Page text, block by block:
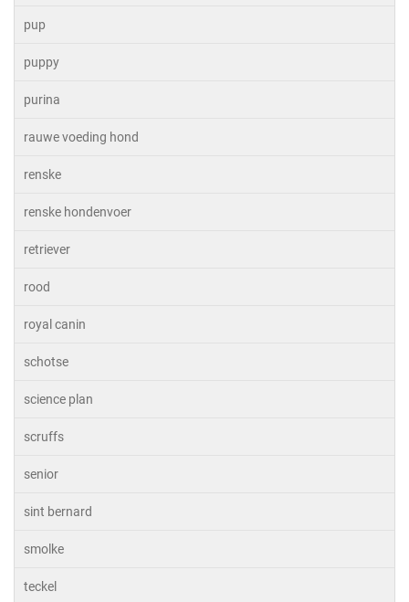
pup
puppy
purina
rauwe voeding hond
renske
renske hondenvoer
retriever
rood
royal canin
schotse
science plan
scruffs
senior
sint bernard
smolke
teckel